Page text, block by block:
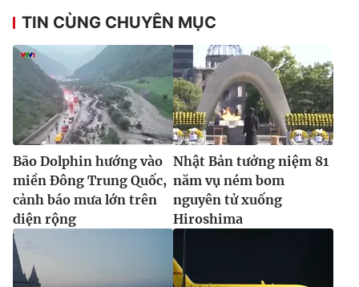
® Cấm sao chép dưới mọi hình thức nếu không có sự chấp
thuận bằng văn bản. Ghi rõ nguồn VTV.vn khi phát hành lại
thông tin từ website này.
TIN CÙNG CHUYÊN MỤC
Bão Dolphin hướng vào
miền Đông Trung Quốc,
cảnh báo mưa lớn trên
diện rộng
Nhật Bản tưởng niệm 81
năm vụ ném bom
nguyên tử xuống
Hiroshima